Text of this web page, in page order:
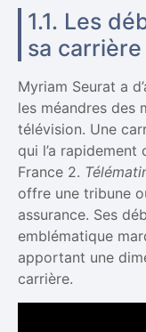
1.1. Les
sa carrière
Myriam Seurat a
les méandres des
télévision. Une
qui l’a
France 2.
offre une tribune
assurance. Ses
emblématique
apportant une
carrière.